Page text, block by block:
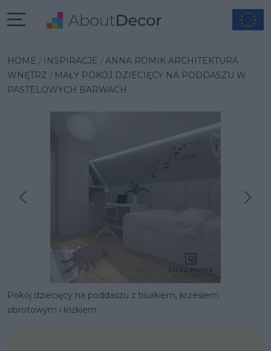
HOME INSPIRACJE
ANNA ROMIK ARCHITEKTURA
WNĘTRZ
MAŁY POKÓJ DZIECIĘCY NA PODDASZU W
PASTELOWYCH BARWACH
Poprzednia inspiracja
Następna inspiracja
Pokój dziecięcy na poddaszu z biurkiem, krzesłem
obrotowym i łóżkiem